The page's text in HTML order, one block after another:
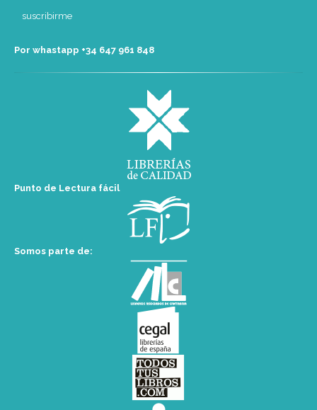
Por whastapp +34 ‭647 961 848‬
Punto de Lectura fácil
Somos parte de: